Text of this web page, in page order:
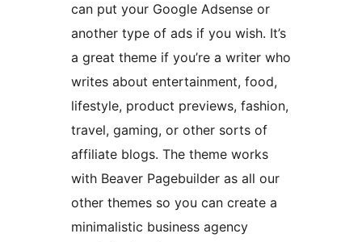
can put your Google Adsense or
another type of ads if you wish. It’s
a great theme if you’re a writer who
writes about entertainment, food,
lifestyle, product previews, fashion,
travel, gaming, or other sorts of
affiliate blogs. The theme works
with Beaver Pagebuilder as all our
other themes so you can create a
minimalistic business agency